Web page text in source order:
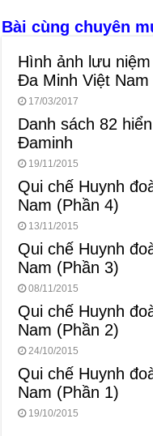
o
k
er p
Bài cùng chuyên
Hình ảnh lưu
Đa Minh Việt
17/03/2017
Danh sách 82
Đaminh
19/11/2015
Qui chế Huynh
Nam (Phần 4)
13/11/2015
Qui chế Huynh
Nam (Phần 3)
08/11/2015
Qui chế Huynh
Nam (Phần 2)
24/10/2015
Qui chế Huynh
Nam (Phần 1)
19/10/2015